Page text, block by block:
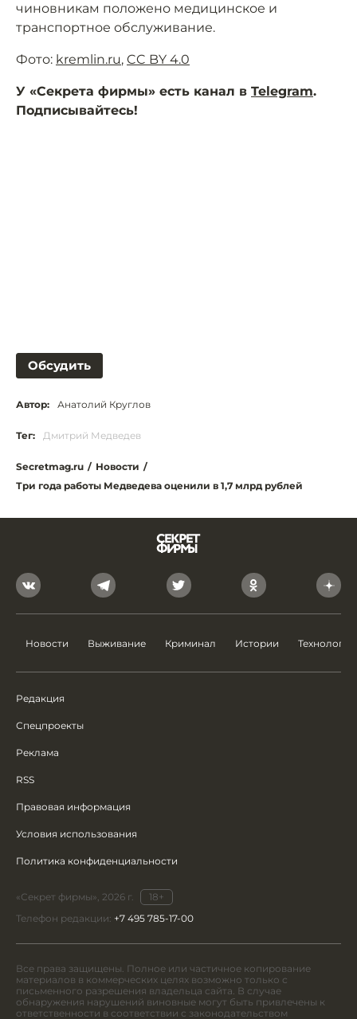
чиновникам положено медицинское и
транспортное обслуживание.
Фото: kremlin.ru, CC BY 4.0
У «Секрета фирмы» есть канал в Telegram.
Подписывайтесь!
Обсудить
Автор: Анатолий Круглов
Тег: Дмитрий Медведев
Secretmag.ru / Новости /
Три года работы Медведева оценили в 1,7 млрд рублей
Новости Выживание Криминал Истории Технологии
Редакция
Спецпроекты
Реклама
RSS
Правовая информация
Условия использования
Политика конфиденциальности
«Секрет фирмы», 2026 г.
18+
Телефон редакции: +7 495 785-17-00
Все права защищены. Полное или частичное копирование
материалов в коммерческих целях возможно только с
письменного разрешения владельца сайта. В случае
обнаружения нарушений виновные могут быть привлечены к
ответственности в соответствии с законодательством